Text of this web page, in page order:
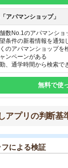
アパマンショップ」
舗数No.1のアパマンショ
望条件の新着情報を通知
くのアパマンショップを
ャンペーンがある
勤、通学時間から検索で
無料で使
アプリの判断基
による検証